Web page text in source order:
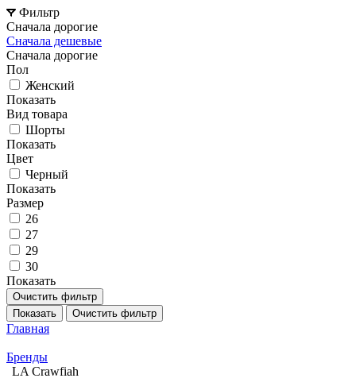
Фильтр
Сначала дорогие
Сначала дешевые
Сначала дорогие
Пол
Женский
Показать
Вид товара
Шорты
Показать
Цвет
Черный
Показать
Размер
26
27
29
30
Показать
Очистить фильтр
Показать
Очистить фильтр
Главная
Бренды
LA Crawfiah